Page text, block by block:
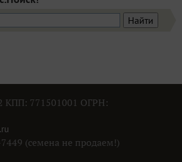
КПП: 771501001 ОГРН:
(семена не продаем!)